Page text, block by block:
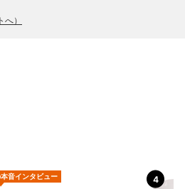
）
本音インタビュー